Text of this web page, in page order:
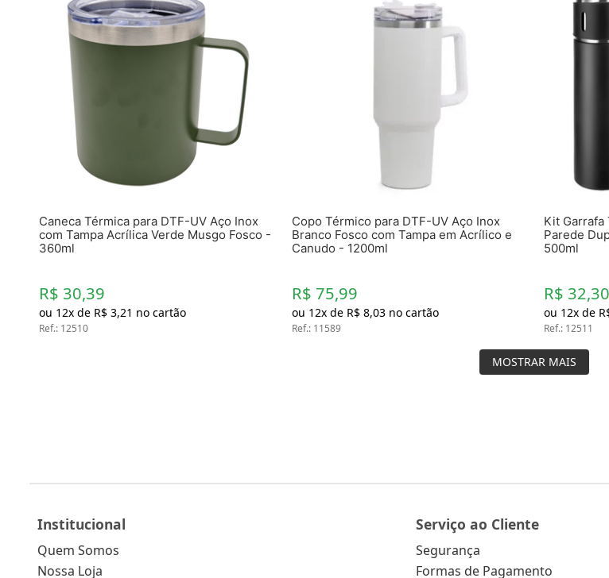
Caneca Térmica para DTF-UV Aço Inox
com Tampa Acrílica Verde Musgo Fosco -
360ml
R$ 30,39
ou 12x de R$ 3,21 no cartão
Ref.: 12510
Copo Térmico para DTF-UV Aço Inox
Branco Fosco com Tampa em Acrílico e
Canudo - 1200ml
R$ 75,99
ou 12x de R$ 8,03no cartão
Ref.: 11589
Kit Garrafa
Parede
500ml
R$ 32,30
ou 12x de
Ref.: 12511
MOSTRAR MAIS
Institucional
Quem Somos
Nossa Loja
Serviço ao Cliente
Segurança
Formas de Pagamento